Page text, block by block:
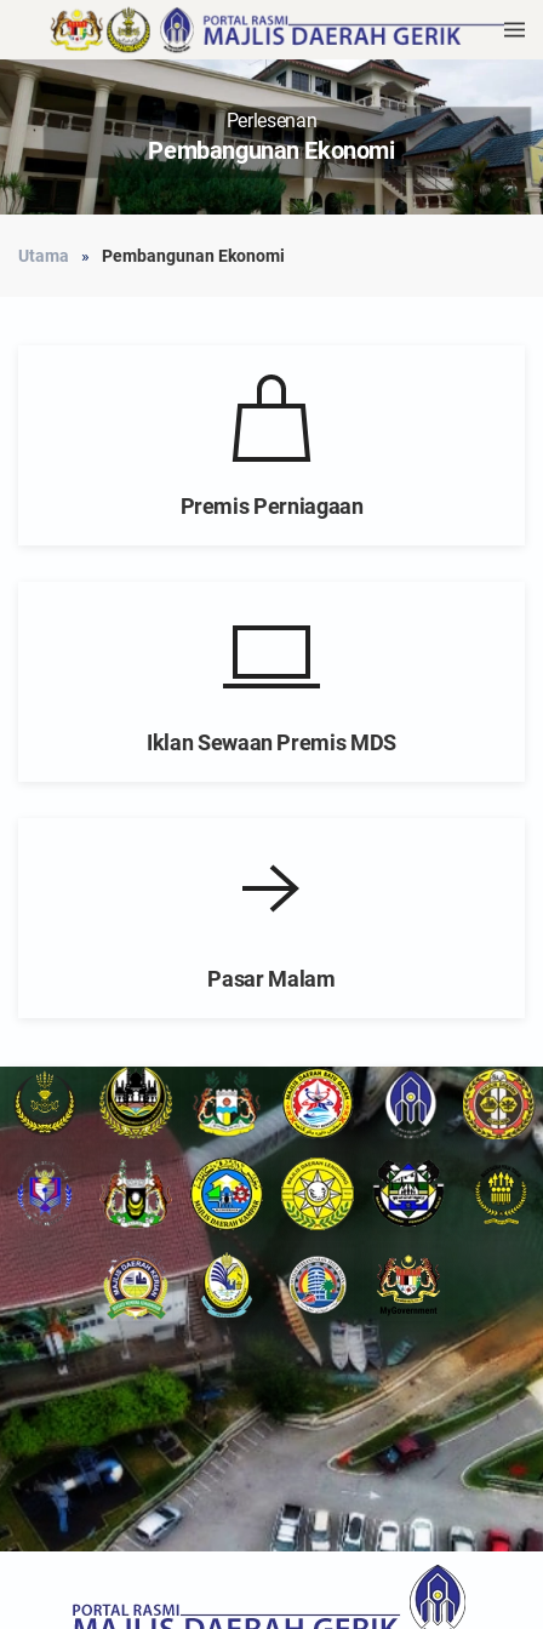
Perlesenan
Pembangunan Ekonomi
Utama Pembangunan Ekonomi
Premis Perniagaan
Iklan Sewaan Premis MDS
Pasar Malam